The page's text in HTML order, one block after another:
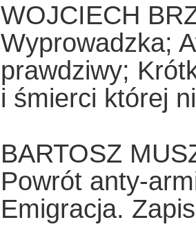
WOJCIECH
Wyprowadzka;
prawdziwy;
i śmierci której
BARTOSZ
Powrót anty-
Emigracja.